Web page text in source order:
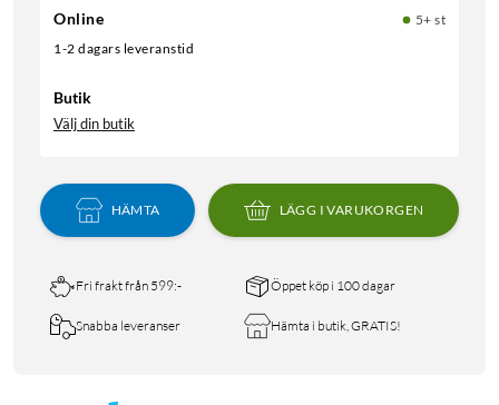
Online
5+ st
1-2 dagars leveranstid
Butik
Välj din butik
HÄMTA LÄGG I VARUKORGEN
Fri frakt från 599:- Öppet köp i 100 dagar
Snabba leveranser Hämta i butik, GRATIS!